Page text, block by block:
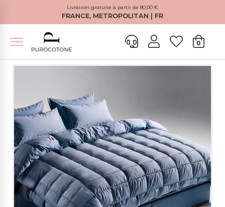
Livraison gratuite à partir de 80,00 €
FRANCE, METROPOLITAN | FR
0